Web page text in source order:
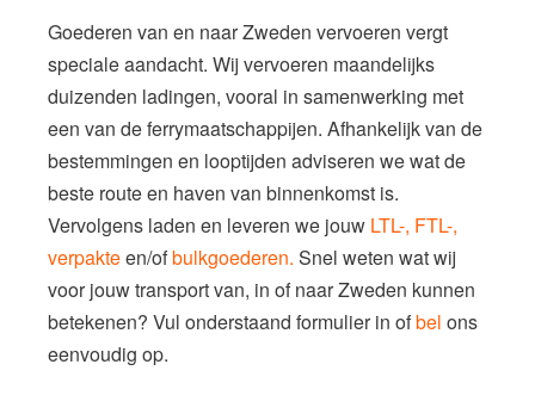
Goederen van en naar Zweden vervoeren vergt
speciale aandacht. Wij vervoeren maandelijks
duizenden ladingen, vooral in samenwerking met
een van de ferrymaatschappĳen. Afhankelijk van de
bestemmingen en looptijden adviseren we wat de
beste route en haven van binnenkomst is.
Vervolgens laden en leveren we jouw LTL-, FTL-,
verpakteen/ofbulkgoederen. Snel weten wat wij
voor jouw transport van, in of naar Zweden kunnen
betekenen? Vul onderstaand formulier in ofbel ons
eenvoudig op.